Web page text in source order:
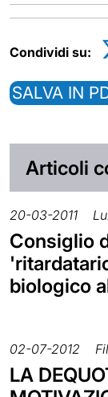
Condividi su:
SALVA IN
Articoli
20-03-2011
Consiglio
biologico
02-07-2012
LA